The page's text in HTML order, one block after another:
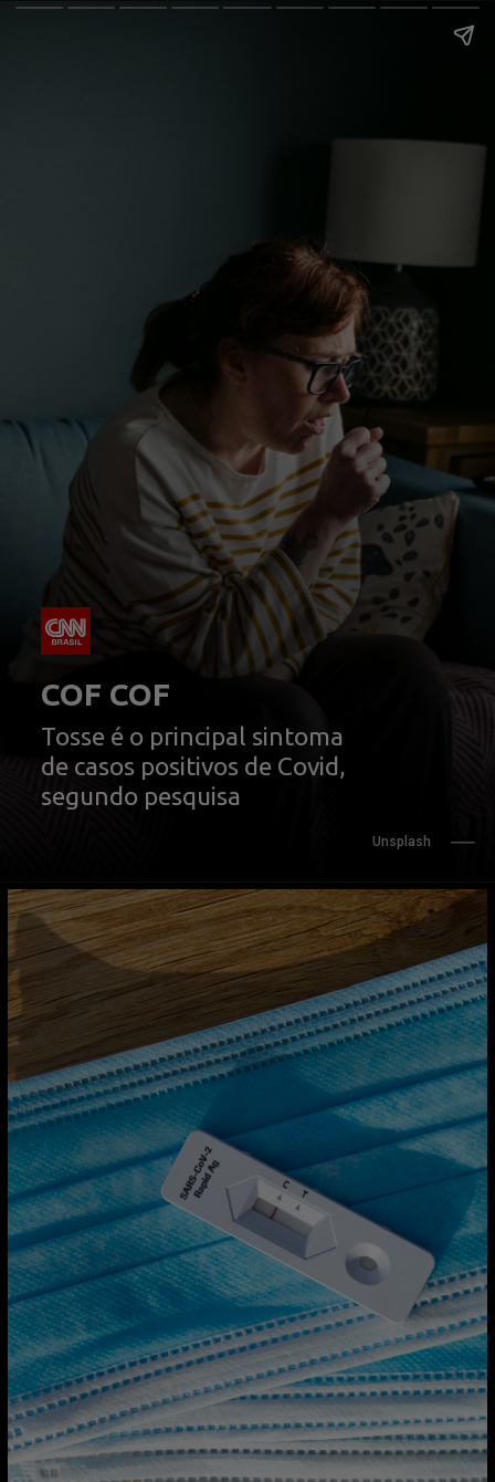
Unsplash
Tosse é o principal sintoma
de casos positivos de Covid,
segundo pesquisa